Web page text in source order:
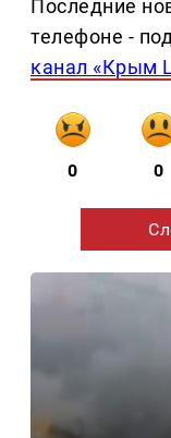
Последние
телефоне -
канал «Крым
0 0